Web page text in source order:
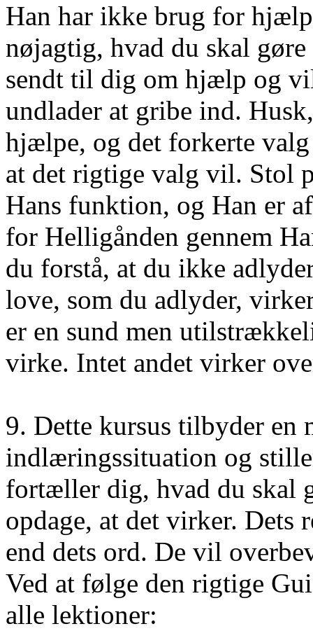
Han har ikke brug for
nøjagtig, hvad du skal
sendt til dig om hjælp og
undlader at gribe ind.
hjælpe, og det forkerte
at det rigtige valg vil. Stol
Hans funktion, og Han er
for Helligånden gennem
du forstå, at du ikke
love, som du adlyder,
er en sund men
virke. Intet andet virker
9. Dette kursus tilbyder en
indlæringssituation og
fortæller dig, hvad du skal
opdage, at det virker. Dets
end dets ord. De vil
Ved at følge den rigtige
alle lektioner: